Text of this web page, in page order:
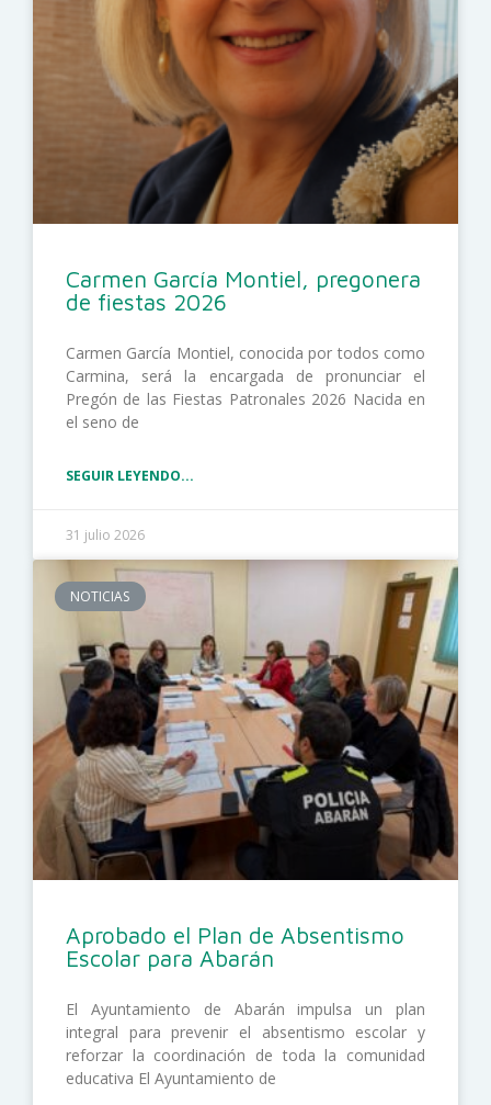
Carmen García Montiel, pregonera
de fiestas 2026
Carmen García Montiel, conocida por todos como
Carmina, será la encargada de pronunciar el
Pregón de las Fiestas Patronales 2026 Nacida en
el seno de
SEGUIR LEYENDO...
31 julio 2026
NOTICIAS
Aprobado el Plan de Absentismo
Escolar para Abarán
El Ayuntamiento de Abarán impulsa un plan
integral para prevenir el absentismo escolar y
reforzar la coordinación de toda la comunidad
educativa El Ayuntamiento de